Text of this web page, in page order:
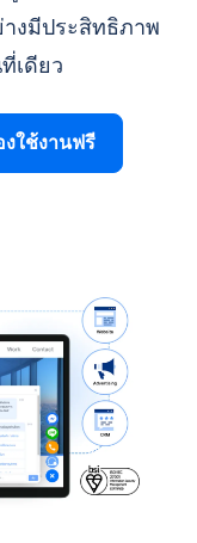
งมีประสิทธิภาพ
เดียว
ใช้งานฟรี